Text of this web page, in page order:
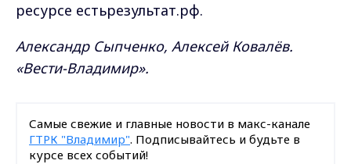
ресурсе естьрезультат.рф.
Александр Сыпченко, Алексей Ковалёв.
«Вести-Владимир».
Самые свежие и главные новости в макс-канале
ГТРК "Владимир". Подписывайтесь и будьте в
курсе всех событий!